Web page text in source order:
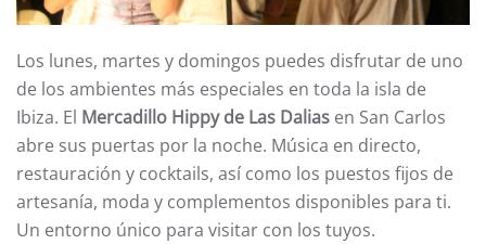
Los lunes, martes y domingos puedes disfrutar de uno
de los ambientes más especiales en toda la isla de
Ibiza. El Mercadillo Hippy de Las Dalias en San Carlos
abre sus puertas por la noche. Música en directo,
restauración y cocktails, así como los puestos fijos de
artesanía, moda y complementos disponibles para ti.
Un entorno único para visitar con los tuyos.